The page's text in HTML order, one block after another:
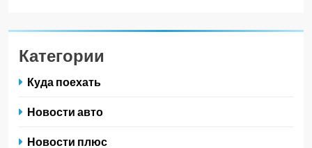
Категории
Куда поехать
Новости авто
Новости плюс